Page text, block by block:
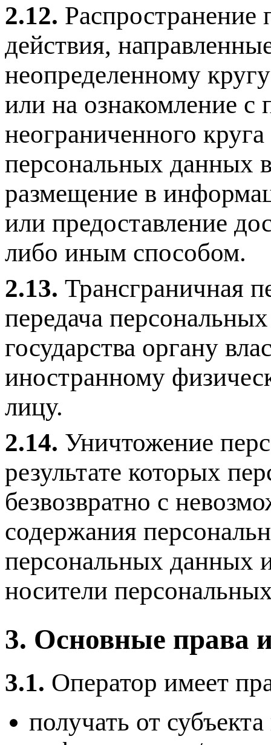
2.12.
действия,
неопределенному
или на ознакомление
неограниченного
персональных данных
размещение в
или предоставление
либо иным способом.
2.13. Трансграничная
передача
государства органу
иностранному
лицу.
2.14. Уничтожение
результате которых
безвозвратно с
содержания
персональных данных
носители
3. Основные права
3.1. Оператор имеет
получать от